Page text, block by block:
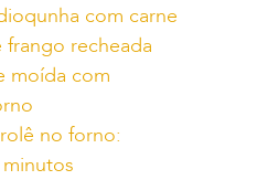
com carne
recheada
moída com
no forno: